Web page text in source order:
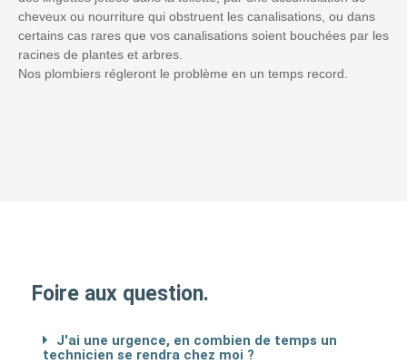
cheveux ou nourriture qui obstruent les canalisations, ou dans
certains cas rares que vos canalisations soient bouchées par les
racines de plantes et arbres.
Nos plombiers régleront le problème en un temps record.
Foire aux question.
J'ai une urgence, en combien de temps un
technicien se rendra chez moi ?